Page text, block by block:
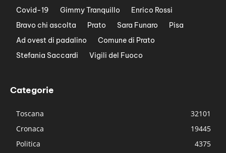
Covid-19
Gimmy Tranquillo
Enrico Rossi
Bravo chi ascolta
Prato Sara Funaro
Pisa
Ad ovest di padalino
Comune di Prato
Stefania Saccardi
Vigili del Fuoco
Categorie
Toscana
32101
Cronaca
19445
Politica
4375